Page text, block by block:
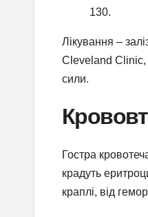
130.
Лікування –
Cleveland Clinic,
сили.
Гостра
крадуть
краплі, від